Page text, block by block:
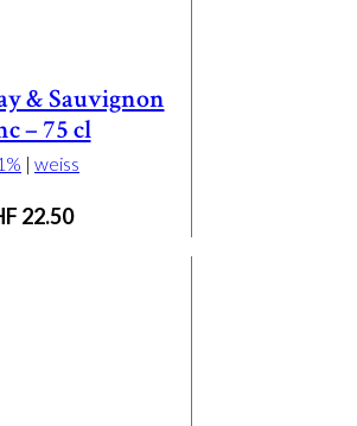
& Sauvignon
– 75 cl
| weiss
22.50